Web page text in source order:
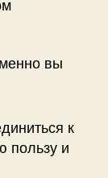
вы
к
пользу и